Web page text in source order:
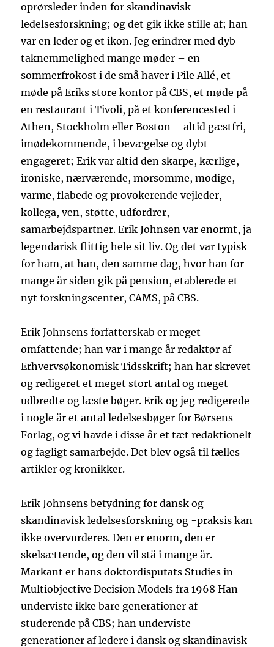
oprørsleder inden for skandinavisk
ledelsesforskning; og det gik ikke stille af; han
var en leder og et ikon. Jeg erindrer med dyb
taknemmelighed mange møder – en
sommerfrokost i de små haver i Pile Allé, et
møde på Eriks store kontor på CBS, et møde på
en restaurant i Tivoli, på et konferencested i
Athen, Stockholm eller Boston – altid gæstfri,
imødekommende, i bevægelse og dybt
engageret; Erik var altid den skarpe, kærlige,
ironiske, nærværende, morsomme, modige,
varme, flabede og provokerende vejleder,
kollega, ven, støtte, udfordrer,
samarbejdspartner. Erik Johnsen var enormt, ja
legendarisk flittig hele sit liv. Og det var typisk
for ham, at han, den samme dag, hvor han for
mange år siden gik på pension, etablerede et
nyt forskningscenter, CAMS, på CBS.
Erik Johnsens forfatterskab er meget
omfattende; han var i mange år redaktør af
Erhvervsøkonomisk Tidsskrift; han har skrevet
og redigeret et meget stort antal og meget
udbredte og læste bøger. Erik og jeg redigerede
i nogle år et antal ledelsesbøger for Børsens
Forlag, og vi havde i disse år et tæt redaktionelt
og fagligt samarbejde. Det blev også til fælles
artikler og kronikker.
Erik Johnsens betydning for dansk og
skandinavisk ledelsesforskning og -praksis kan
ikke overvurderes. Den er enorm, den er
skelsættende, og den vil stå i mange år.
Markant er hans doktordisputats Studies in
Multiobjective Decision Models fra 1968 Han
underviste ikke bare generationer af
studerende på CBS; han underviste
generationer af ledere i dansk og skandinavisk